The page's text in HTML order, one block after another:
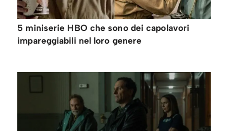
5 miniserie HBO che sono dei capolavori
impareggiabili nel loro genere